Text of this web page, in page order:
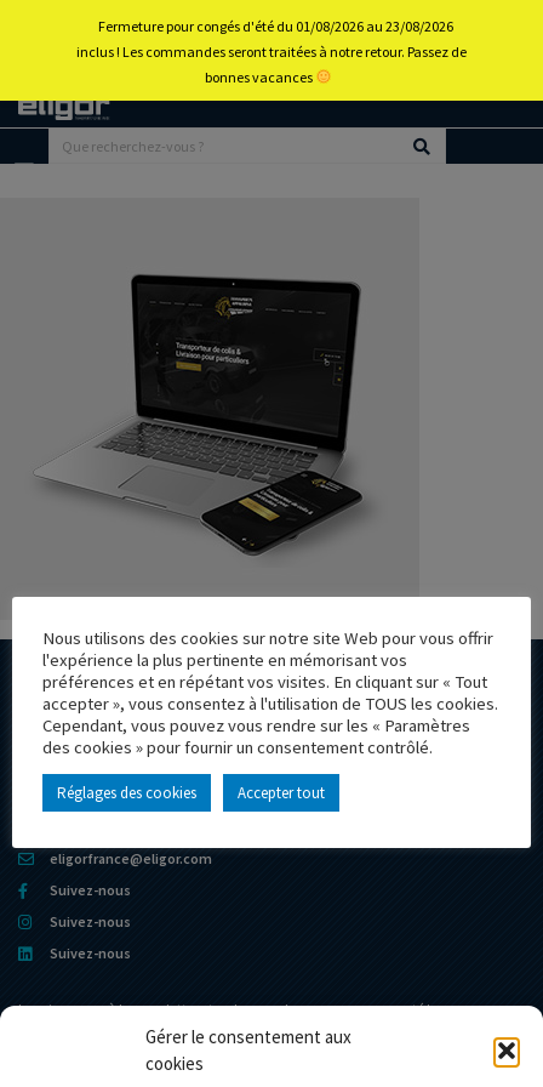
Gérer le consentement aux
cookies
Retour
au
d’accueil
+33 4 74 76 56 56
605 ZONE INDUSTRIELLE DE LA PLAINE
eligorfrance@eligor.com
Suivez-nous
Suivez-nous
Suivez-nous
Inscrivez vous à la newsletter et ne loupez plus aucune nouveauté !
Nous utilisons des cookies sur notre site Web pour vous offrir
l'expérience la plus pertinente en mémorisant vos
préférences et en répétant vos visites. En cliquant sur « Tout
accepter », vous consentez à l'utilisation de TOUS les cookies.
Cependant, vous pouvez vous rendre sur les « Paramètres
des cookies » pour fournir un consentement contrôlé.
Réglages des cookies Accepter tout
Fermeture pour congés d'été du 01/08/2026 au 23/08/2026
inclus ! Les commandes seront traitées à notre retour. Passez de
bonnes vacances